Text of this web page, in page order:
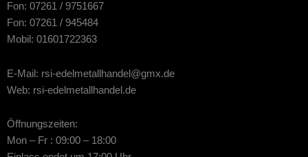
Fon: 07261 / 9751667
Fon: 07261 / 945484
Mobil: 01601722363
E-Mail: rsi-edelmetallhandel@gmx.de
Web: rsi-edelmetallhandel.de
Öffnungszeiten:
Mon – Fr : 09:00 – 18:00